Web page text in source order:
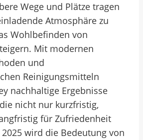
Wege und Plätze tragen
Atmosphäre zu
Wohlbefinden von
Mit modernen
und
Reinigungsmitteln
nachhaltige Ergebnisse
nicht nur kurzfristig,
für Zufriedenheit
wird die Bedeutung von